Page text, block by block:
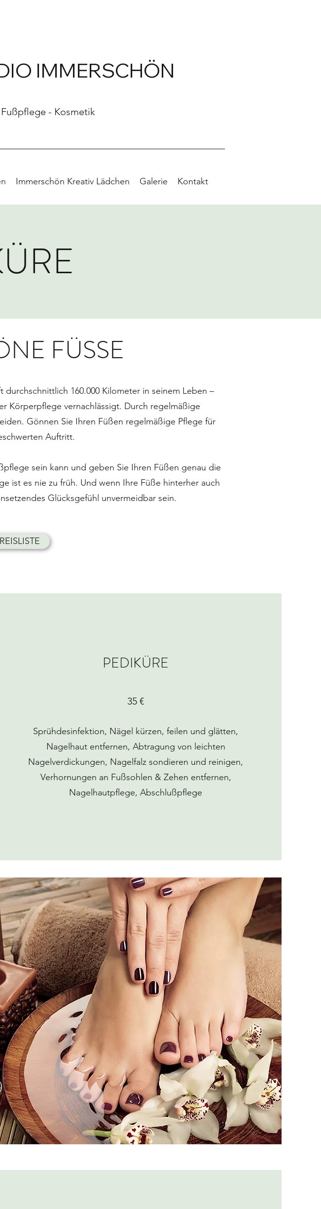
IMMERSCHÖN
- Kosmetik
Immerschön Kreativ Lädchen Galerie Kontakt
FÜSSE
160.000 Kilometer in seinem Leben –
Körperpflege vernachlässigt. Durch regelmäßige
Gönnen Sie Ihren Füßen regelmäßige Pflege für
Auftritt.
sein kann und geben Sie Ihren Füßen genau die
ist es nie zu früh. Und wenn Ihre Füße hinterher auch
Glücksgefühl unvermeidbar sein.
PEDIKÜRE
35 €
Sprühdesinfektion, Nägel kürzen, feilen und glätten,
Nagelhaut entfernen, Abtragung von leichten
Nagelverdickungen, Nagelfalz sondieren und reinigen,
Verhornungen an Fußsohlen & Zehen entfernen,
Nagelhautpflege, Abschlußpflege